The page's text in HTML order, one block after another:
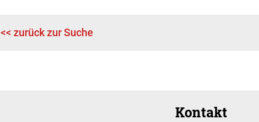
<< zurück zur Suche
Kontakt